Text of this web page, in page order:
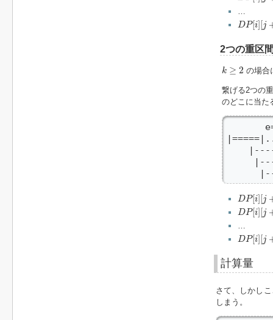
DP[i][j
DP[i][j+ i
2つの重区
k ≥ 2
k ≥2 の場合
繋げる2つの
のどこに当た
DP[i][j
DP[i][j+
DP[i][j
DP[i][j+
…
DP[i][j
DP[i][j+ i
計算量
さて、しかし
しまう。